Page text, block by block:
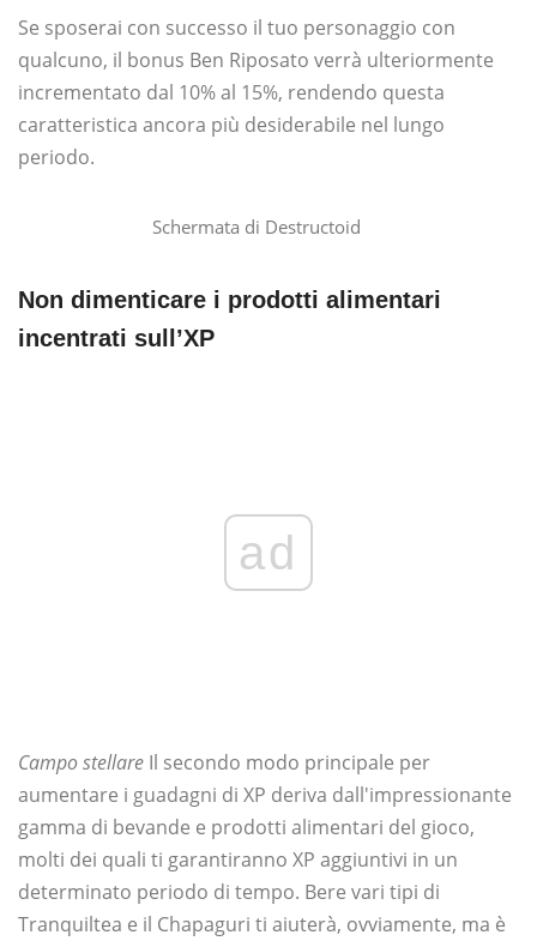
Se sposerai con successo il tuo personaggio con
qualcuno, il bonus Ben Riposato verrà ulteriormente
incrementato dal 10% al 15%, rendendo questa
caratteristica ancora più desiderabile nel lungo
periodo.
Schermata di Destructoid
Non dimenticare i prodotti alimentari
incentrati sull’XP
ad
Campo stellare Il secondo modo principale per
aumentare i guadagni di XP deriva dall'impressionante
gamma di bevande e prodotti alimentari del gioco,
molti dei quali ti garantiranno XP aggiuntivi in ​​un
determinato periodo di tempo. Bere vari tipi di
Tranquiltea e il Chapaguri ti aiuterà, ovviamente, ma è